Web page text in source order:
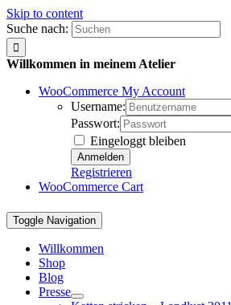
Skip to content
Suche nach:
Willkommen in meinem Atelier
WooCommerce My Account
Username:
Passwort:
Eingeloggt bleiben
Registrieren
WooCommerce Cart
Toggle Navigation
Willkommen
Shop
Blog
Presse